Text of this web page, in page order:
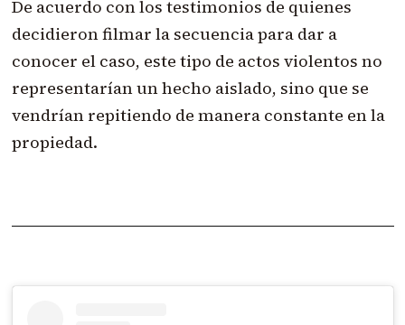
De acuerdo con los testimonios de quienes
decidieron filmar la secuencia para dar a
conocer el caso, este tipo de actos violentos no
representarían un hecho aislado, sino que se
vendrían repitiendo de manera constante en la
propiedad.